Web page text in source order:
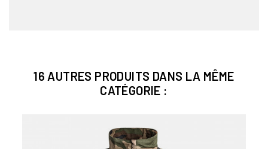
16 AUTRES PRODUITS DANS LA MÊME
CATÉGORIE :